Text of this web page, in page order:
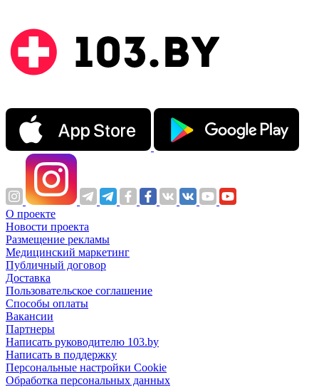
О проекте
Новости проекта
Размещение рекламы
Медицинский маркетинг
Публичный договор
Доставка
Пользовательское соглашение
Способы оплаты
Вакансии
Партнеры
Написать руководителю 103.by
Написать в поддержку
Персональные настройки Cookie
Обработка персональных данных